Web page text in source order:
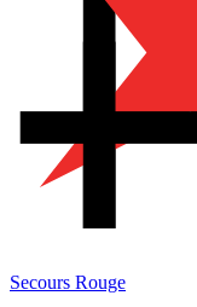
Secours Rouge